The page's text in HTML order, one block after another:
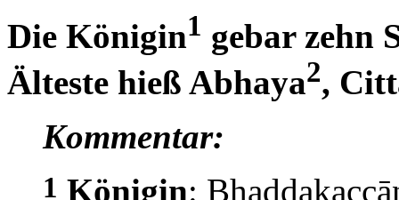
Die Königin1 gebar zehn
Älteste hieß Abhaya2,
Kommentar:
1 Königin: